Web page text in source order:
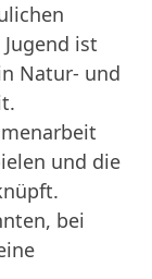
ist
Natur- und
und die
bei